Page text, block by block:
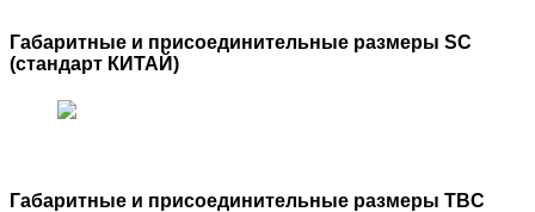
Габаритные и присоединительные размеры SC
(стандарт КИТАЙ)
Габаритные и присоединительные размеры TBC